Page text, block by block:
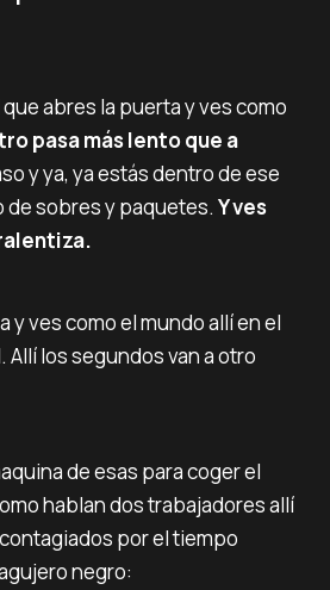
abres la puerta y ves como
pasa más lento que a
y ya, ya estás dentro de ese
de sobres y paquetes. Y ves
y ves como el mundo allí en el
los segundos van a otro
de esas para coger el
hablan dos trabajadores allí
por el tiempo
negro: